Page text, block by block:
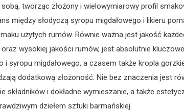
tworząc złożony i wielowymiarowy profil
między słodyczą syropu migdałowego i likieru
użytych rumów. Równie ważna jest jakość
oraz wysokiej jakości rumów, jest absolutnie
syropu migdałowego, a czasem także kropla
dodatkową złożoność. Nie bez znaczenia jest
składników i dokładne wymieszanie, a także
dziełem sztuki barmańskiej.